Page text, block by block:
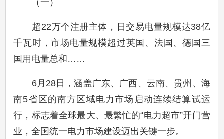
（一）
超22万个注册主体，日交易电量规模达38亿
千瓦时，市场电量规模超过英国、法国、德国三
国用电量总和……
6月28日，涵盖广东、广西、云南、贵州、海
南5省区的南方区域电力市场启动连续结算试运
行，标志着全球最大、最繁忙的“电力超市”开门营
业，全国统一电力市场建设迈出关键一步。